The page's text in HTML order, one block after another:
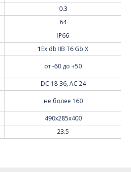
0.3
64
IP66
1Ех db IIB T6 Gb X
от -60 до +50
DC 18-36, AC 24
не более 160
490x285x400
23.5